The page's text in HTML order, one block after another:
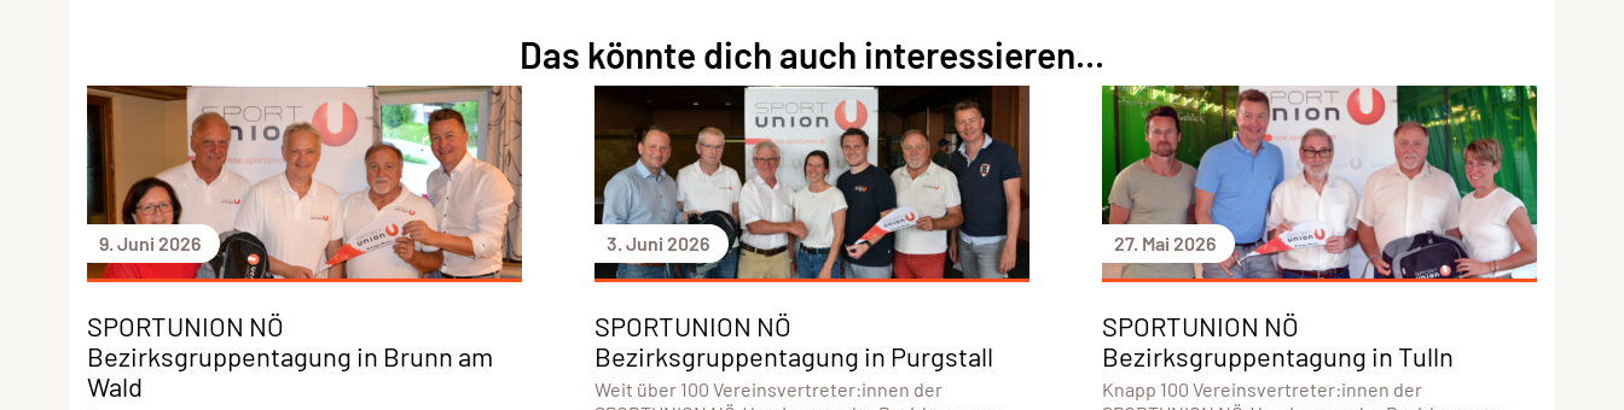
Das könnte dich auch interessieren...
9. Juni 2026
SPORTUNION NÖ
Bezirksgruppentagung in Brunn am
Wald
3. Juni 2026
SPORTUNION NÖ
Bezirksgruppentagung in Purgstall
Weit über 100 Vereinsvertreter:innen der
27. Mai 2026
SPORTUNION NÖ
Bezirksgruppentagung in Tulln
Knapp 100 Vereinsvertreter:innen der